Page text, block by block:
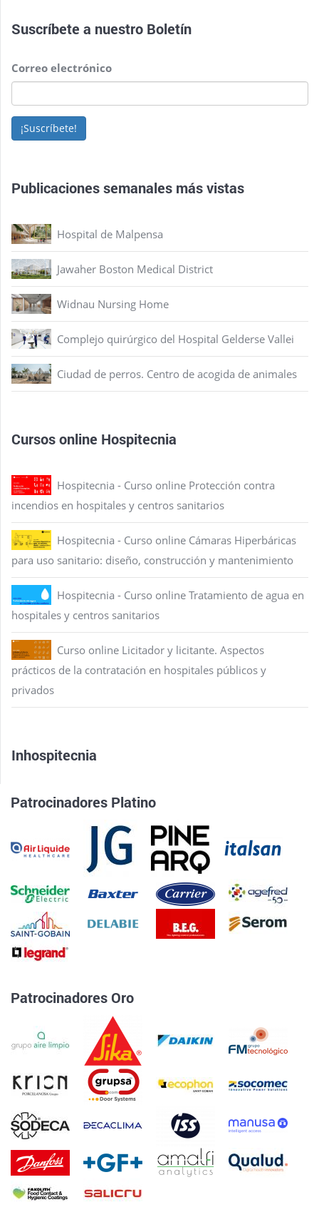
Suscríbete a nuestro Boletín
Correo electrónico
¡Suscríbete!
Publicaciones semanales más vistas
Hospital de Malpensa
Jawaher Boston Medical District
Widnau Nursing Home
Complejo quirúrgico del Hospital Gelderse Vallei
Ciudad de perros. Centro de acogida de animales
Cursos online Hospitecnia
Hospitecnia - Curso online Protección contra
incendios en hospitales y centros sanitarios
Hospitecnia - Curso online Cámaras Hiperbáricas
para uso sanitario: diseño, construcción y mantenimiento
Hospitecnia - Curso online Tratamiento de agua en
hospitales y centros sanitarios
Curso online Licitador y licitante. Aspectos
prácticos de la contratación en hospitales públicos y
privados
Inhospitecnia
Patrocinadores Platino
Patrocinadores Oro